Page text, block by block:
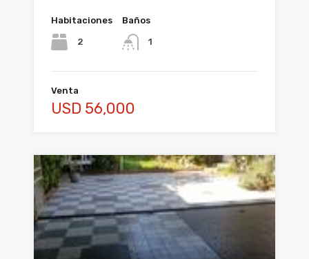
Habitaciones
2
Baños
1
Venta
USD 56,000